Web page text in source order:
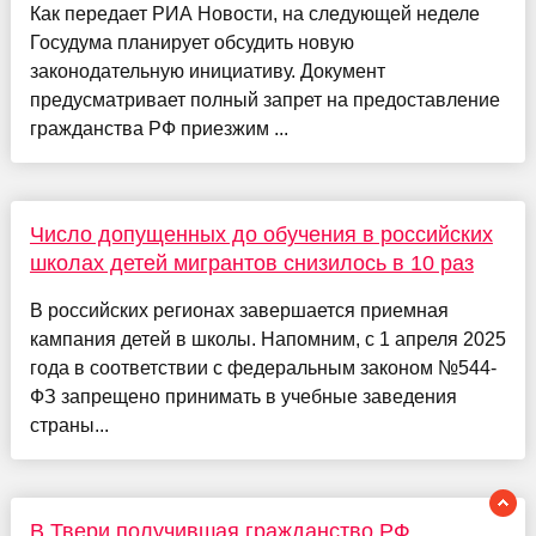
Как передает РИА Новости, на следующей неделе
Госудума планирует обсудить новую
законодательную инициативу. Документ
предусматривает полный запрет на предоставление
гражданства РФ приезжим ...
Число допущенных до обучения в российских
школах детей мигрантов снизилось в 10 раз
В российских регионах завершается приемная
кампания детей в школы. Напомним, с 1 апреля 2025
года в соответствии с федеральным законом №544-
ФЗ запрещено принимать в учебные заведения
страны...